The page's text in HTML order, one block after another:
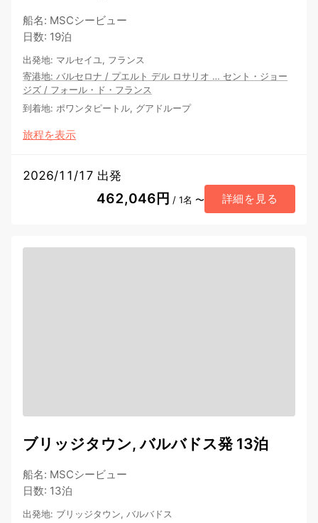
船名: MSCシービュー
日数: 19泊
出発地: マルセイユ, フランス
寄港地: バルセロナ / プエルト デル ロサリオ … セント・ジョー
ジズ / フォール・ド・フランス
到着地: ポワンタピートル, グアドループ
旅程を表示
2026/11/17 出発
462,046円 / 1名 〜 詳細を見る
ブリッジタウン, バルバドス発 13泊
船名: MSCシービュー
日数: 13泊
出発地: ブリッジタウン, バルバドス